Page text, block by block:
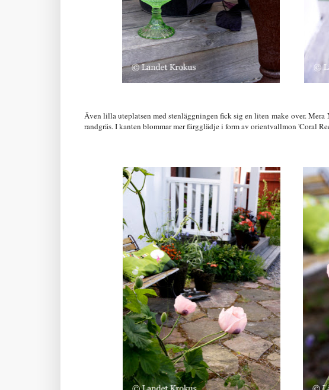
Även lilla uteplatsen med stenläggningen fick sig en liten make over. Mera
randgräs. I kanten blommar mer färgglädje i form av orientvallmon 'Coral